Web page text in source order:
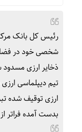
رئیس کل بانک
شخصی خود در
ذخایر ارزی
تیم دیپلماسی
ارزی توقیف شده
بدست آمده فراتر